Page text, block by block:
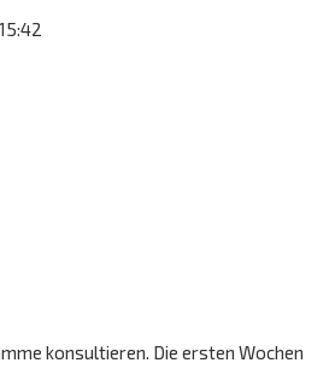
konsultieren. Die ersten Wochen